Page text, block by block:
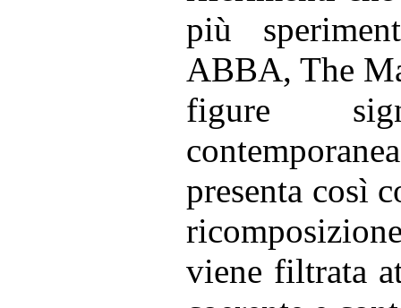
più
ABBA, The
figure
presenta così
viene filtrata